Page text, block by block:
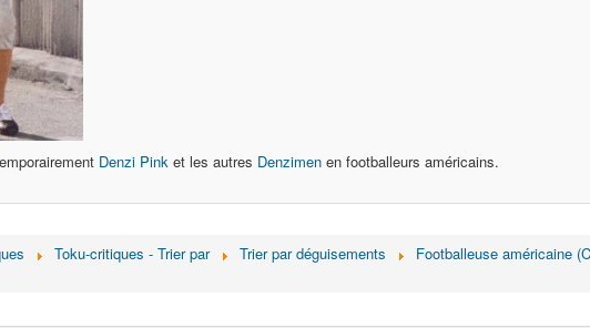
Denzi Pink et les autres Denzimen en footballeurs américains.
Toku-critiques - Trier par Trier par déguisements
Footballeuse américaine